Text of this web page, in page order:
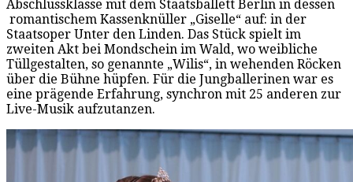
Abschlussklasse mit dem Staatsballett Berlin in dessen
romantischem Kassenknüller „Giselle“ auf: in der
Staatsoper Unter den Linden. Das Stück spielt im
zweiten Akt bei Mondschein im Wald, wo weibliche
Tüllgestalten, so genannte „Wilis“, in wehenden Röcken
über die Bühne hüpfen. Für die Jungballerinen war es
eine prägende Erfahrung, synchron mit 25 anderen zur
Live-Musik aufzutanzen.